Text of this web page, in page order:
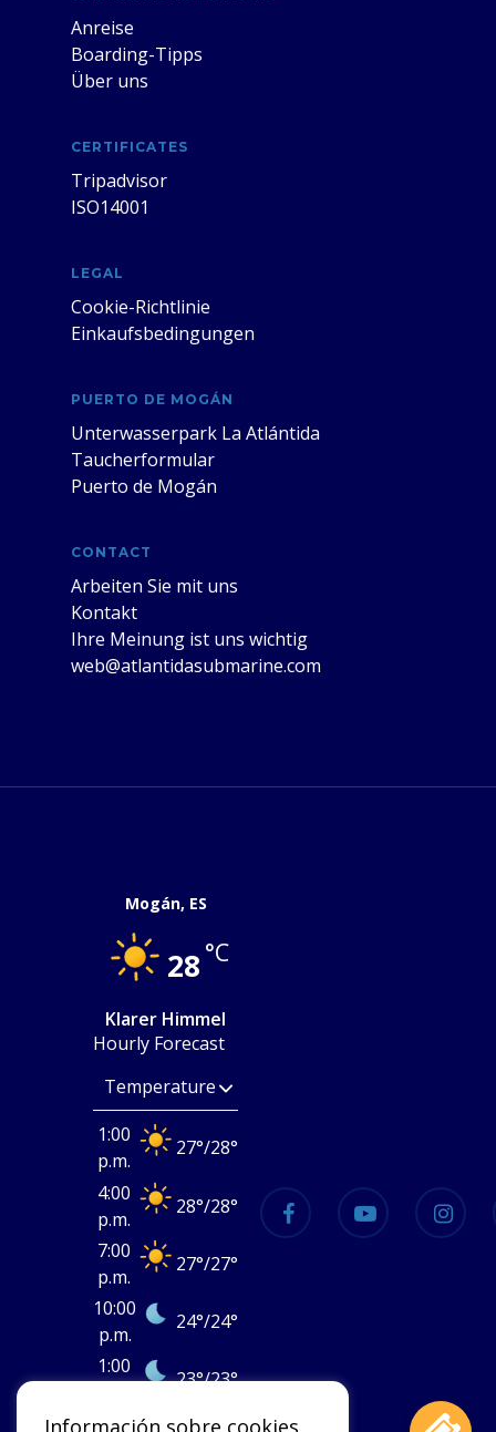
Anreise
Boarding-Tipps
Über uns
CERTIFICATES
Tripadvisor
ISO14001
LEGAL
Cookie-Richtlinie
Einkaufsbedingungen
PUERTO DE MOGÁN
Unterwasserpark La Atlántida
Taucherformular
Puerto de Mogán
CONTACT
Arbeiten Sie mit uns
Kontakt
Ihre Meinung ist uns wichtig
web@atlantidasubmarine.com
Mogán, ES
28 °C
Klarer Himmel
Hourly Forecast
1:00
p.m.
27°/28°
4:00
p.m.
28°/28°
7:00
p.m.
27°/27°
10:00
p.m.
24°/24°
1:00
23°/23°
4:00
facebook youtube instagram
Información sobre cookies